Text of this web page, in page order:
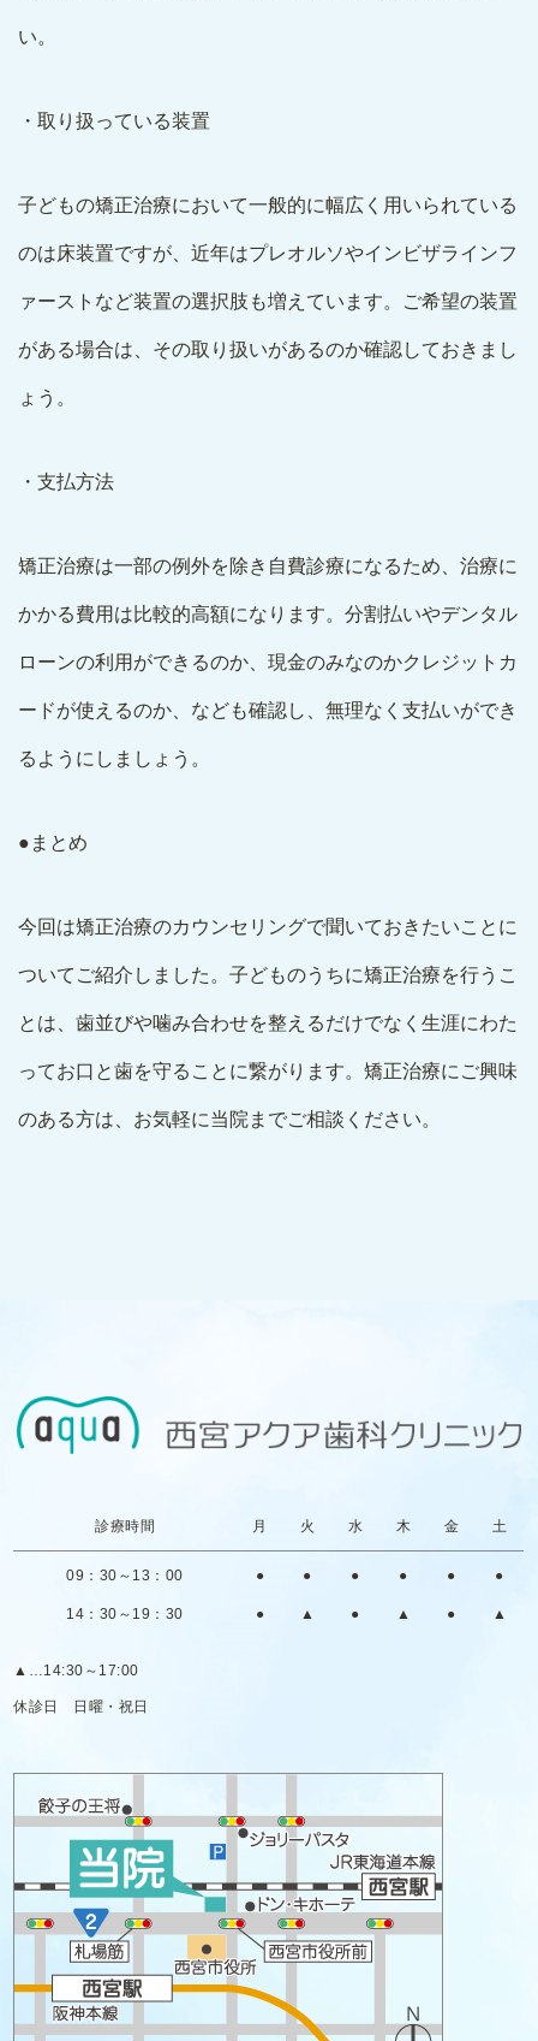
い。
・取り扱っている装置
子どもの矯正治療において一般的に幅広く用いられている
のは床装置ですが、近年はプレオルソやインビザラインフ
ァーストなど装置の選択肢も増えています。ご希望の装置
がある場合は、その取り扱いがあるのか確認しておきまし
ょう。
・支払方法
矯正治療は一部の例外を除き自費診療になるため、治療に
かかる費用は比較的高額になります。分割払いやデンタル
ローンの利用ができるのか、現金のみなのかクレジットカ
ードが使えるのか、なども確認し、無理なく支払いができ
るようにしましょう。
●まとめ
今回は矯正治療のカウンセリングで聞いておきたいことに
ついてご紹介しました。子どものうちに矯正治療を行うこ
とは、歯並びや噛み合わせを整えるだけでなく生涯にわた
ってお口と歯を守ることに繋がります。矯正治療にご興味
のある方は、お気軽に当院までご相談ください。
診療時間 月 火 水 木 金 土
09：30～13：00 ● ● ● ● ● ●
14：30～19：30 ● ▲ ● ▲ ● ▲
▲ …14:30～17:00
休診日 日曜・祝日